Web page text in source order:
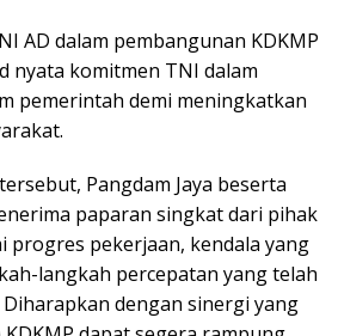
AD dalam pembangunan KDKMP
nyata komitmen TNI dalam
pemerintah demi meningkatkan
Pangdam Jaya beserta
paparan singkat dari pihak
progres pekerjaan, kendala yang
langkah percepatan yang telah
dengan sinergi yang